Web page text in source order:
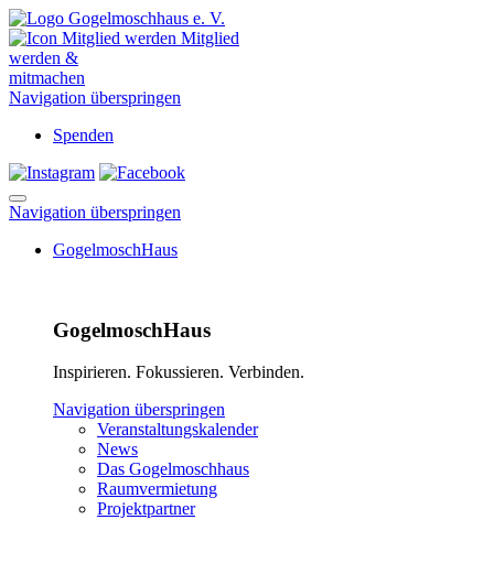
Mitglied
werden &
mitmachen
Navigation überspringen
Spenden
Navigation überspringen
GogelmoschHaus
GogelmoschHaus
Inspirieren. Fokussieren. Verbinden.
Navigation überspringen
Veranstaltungskalender
News
Das Gogelmoschhaus
Raumvermietung
Projektpartner